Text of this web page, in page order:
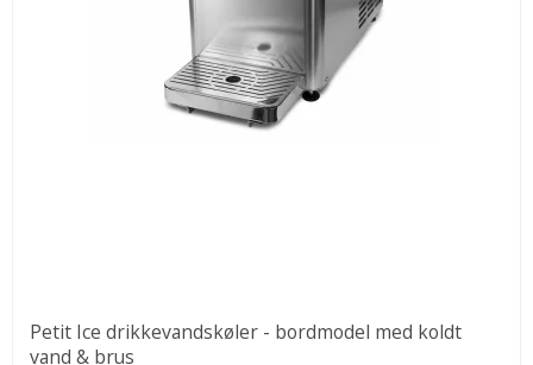
Petit Ice drikkevandskøler - bordmodel med koldt
vand & brus